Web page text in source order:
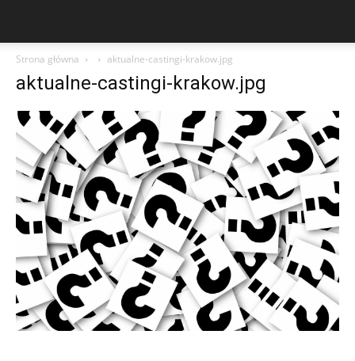
Strona główna aktualne-castingi-krakow.jpg
aktualne-castingi-krakow.jpg